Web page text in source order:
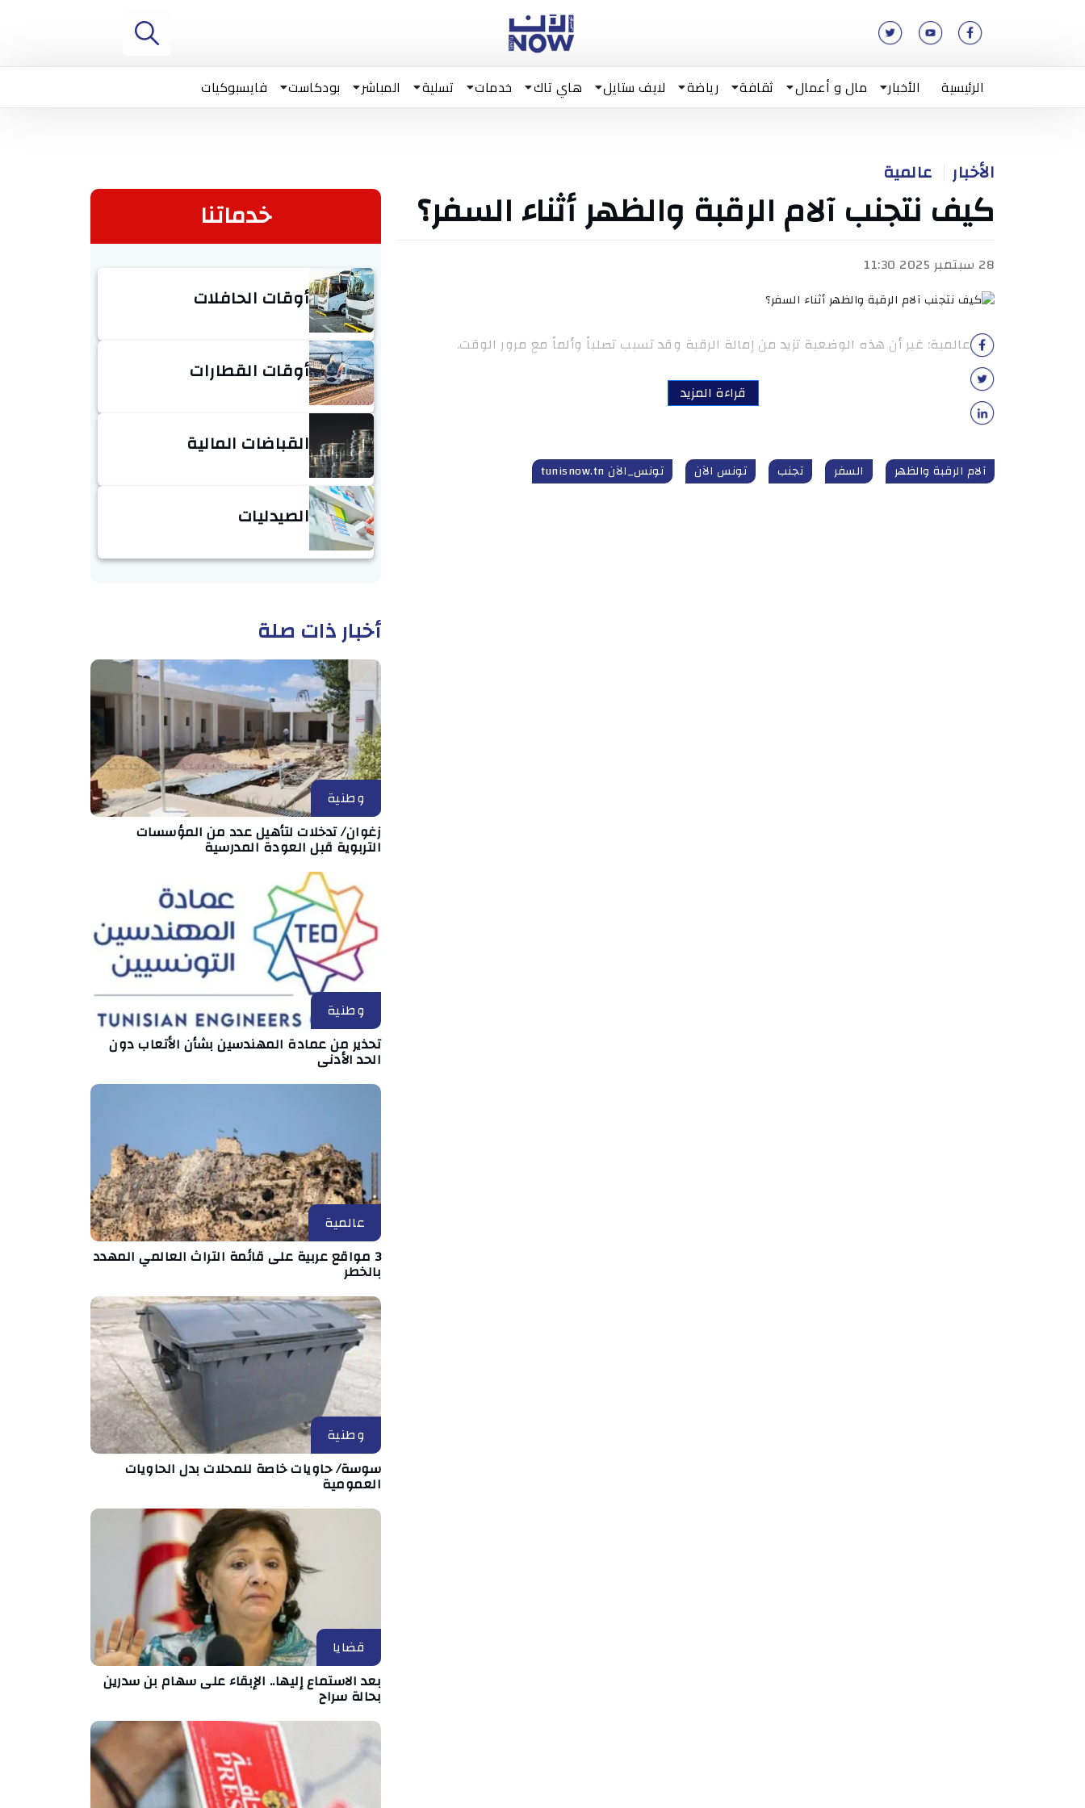
الرئيسية الأخبار مال و أعمال ثقافة رياضة لايف ستايل هاي تاك خدمات تسلية المباشر بودكاست فايسبوكيات
الأخبار عالمية
كيف نتجنب آلام الرقبة والظهر أثناء السفر؟
28 سبتمبر 2025 11:30
عالمية: غير أن هذه الوضعية تزيد من إمالة الرقبة وقد تسبب تصلباً وألماً مع مرور الوقت.
قراءة المزيد
آلام الرقبة والظهر السفر تجنب تونس الآن تونس_الآن tunisnow.tn
خدماتنا
أوقات الحافلات
أوقات القطارات
القباضات المالية
الصيدليات
أخبار ذات صلة
وطنية
زغوان/ تدخلات لتأهيل عدد من المؤسسات
التربوية قبل العودة المدرسية
وطنية
تحذير من عمادة المهندسين بشأن الأتعاب دون
الحد الأدنى
عالمية
3 مواقع عربية على قائمة التراث العالمي المهدد
بالخطر
وطنية
سوسة/ حاويات خاصة للمحلات بدل الحاويات
العمومية
قضايا
بعد الاستماع إليها.. الإبقاء على سهام بن سدرين
بحالة سراح